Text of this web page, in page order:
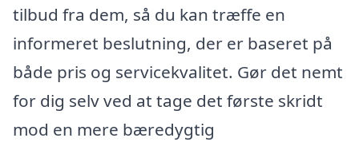
tilbud fra dem, så du kan træffe en
informeret beslutning, der er baseret på
både pris og servicekvalitet. Gør det nemt
for dig selv ved at tage det første skridt
mod en mere bæredygtig